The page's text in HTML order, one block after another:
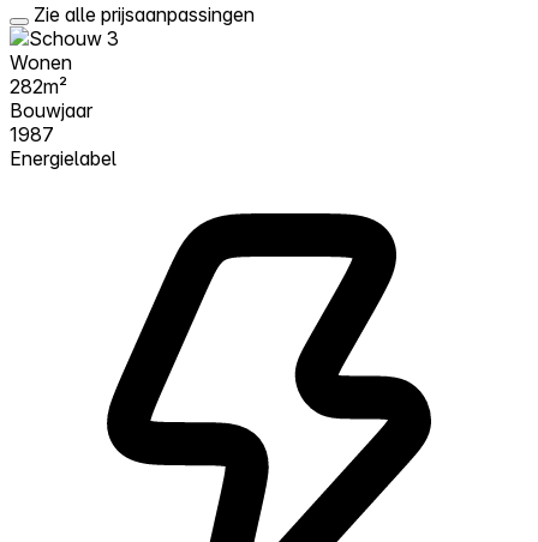
Zie alle prijsaanpassingen
Wonen
282m²
Bouwjaar
1987
Energielabel